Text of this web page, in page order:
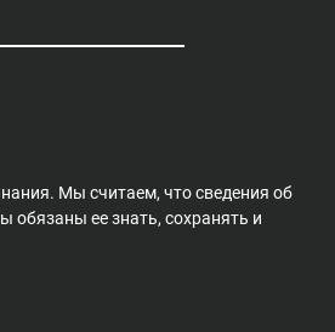
Мы считаем, что сведения об
обязаны ее знать, сохранять и